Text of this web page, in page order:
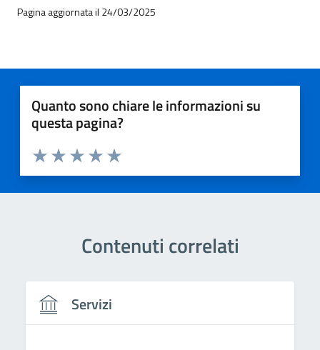
Pagina aggiornata il 24/03/2025
Quanto sono chiare le informazioni su
questa pagina?
Valuta 5 stelle su 5
Valuta 4 stelle su 5
Valuta 3 stelle su 5
Valuta 2 stelle su 5
Valuta 1 stelle su 5
Contenuti correlati
Servizi